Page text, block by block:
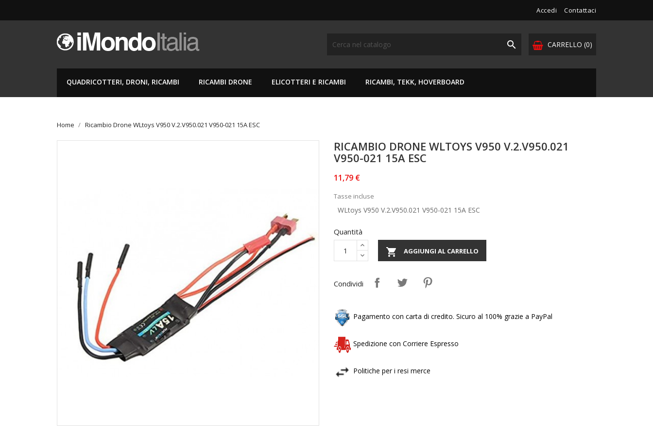
Accedi Contattaci
CARRELLO (0)

QUADRICOTTERI, DRONI, RICAMBI RICAMBI DRONE ELICOTTERI E RICAMBI RICAMBI, TEKK, HOVERBOARD
Home Ricambio Drone WLtoys V950 V.2.V950.021 V950-021 15A ESC
RICAMBIO DRONE WLTOYS V950 V.2.V950.021
V950-021 15A ESC
11,79 €
Tasse incluse
WLtoys V950 V.2.V950.021 V950-021 15A ESC
Quantità
 AGGIUNGI AL CARRELLO
Condividi
Pagamento con carta di credito. Sicuro al 100% grazie a PayPal
Spedizione con Corriere Espresso
Politiche per i resi merce